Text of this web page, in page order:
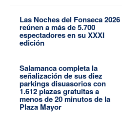
Las Noches del Fonseca 2026
reúnen a más de 5.700
espectadores en su XXXI
edición
Salamanca completa la
señalización de sus diez
parkings disuasorios con
1.612 plazas gratuitas a
menos de 20 minutos de la
Plaza Mayor